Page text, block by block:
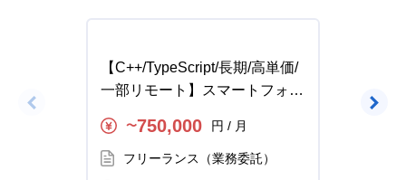
【C++/TypeScript/長期/高単価/
一部リモート】スマートフォン
件
〜750,000 円 / 月
フリーランス（業務委託）
求人